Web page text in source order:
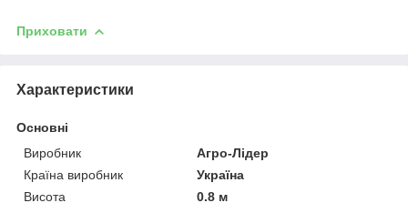
Приховати
Характеристики
Основні
Виробник
Агро-Лідер
Країна виробник
Україна
Висота
0.8 м